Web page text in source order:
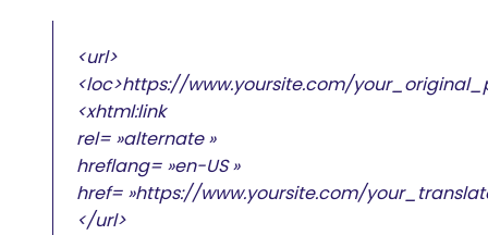
<url>
<loc>https://www.yoursite.com/
<xhtml:link
rel= »alternate »
hreflang= »en-US »
href= »https://www.yoursite.com/
</url>